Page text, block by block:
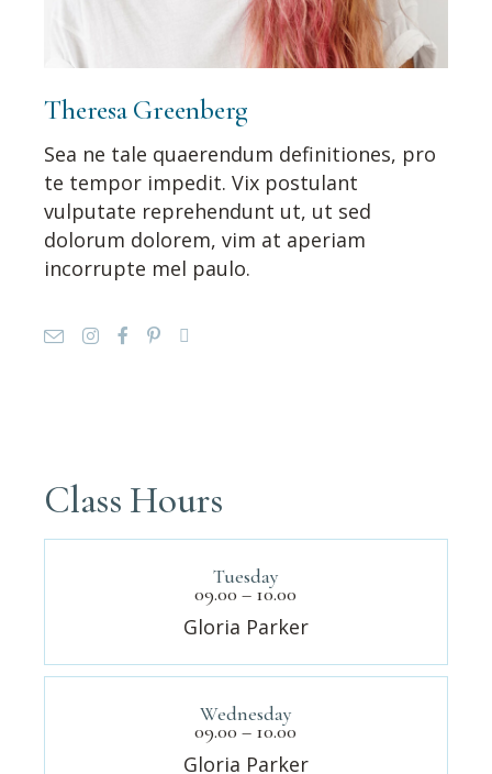
Theresa Greenberg
Sea ne tale quaerendum definitiones, pro
te tempor impedit. Vix postulant
vulputate reprehendunt ut, ut sed
dolorum dolorem, vim at aperiam
incorrupte mel paulo.
Class Hours
Tuesday
09.00 – 10.00
Gloria Parker
Wednesday
09.00 – 10.00
Gloria Parker